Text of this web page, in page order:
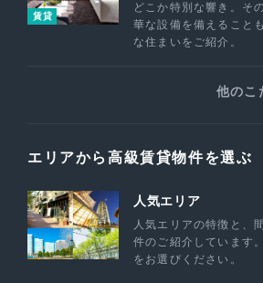
賃貸
どこか特別な響き。そ
華な設備を備えること
な住まいをご紹介。
他のこ
エリアから高級賃貸物件を選ぶ
人気エリア
人気エリアの特徴と、
件のご紹介しています
をお選びください。